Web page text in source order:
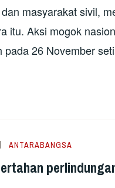
masyarakat sivil,
itu. Aksi mogok
pada 26 November
ANTARABANGSA